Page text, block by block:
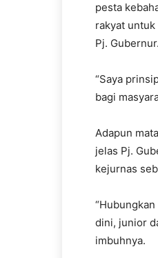
pesta
rakyat
Pj. Gubernur.
“Saya
bagi
Adapun
jelas Pj.
kejurnas
dini, junior
imbuhnya.